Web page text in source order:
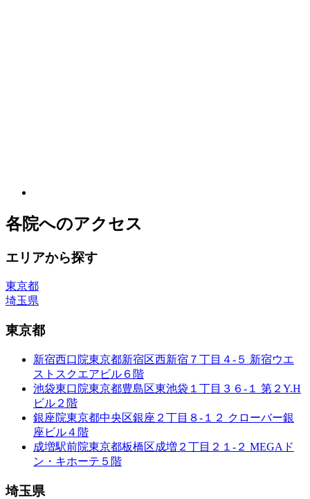
各院へのアクセス
エリアから探す
東京都
埼玉県
東京都
新宿西口院東京都新宿区西新宿７丁目４-５ 新宿ウエ
ストスクエアビル６階
池袋東口院東京都豊島区東池袋１丁目３６-１ 第２Y.H
ビル２階
銀座院東京都中央区銀座２丁目８-１２ クローバー銀
座ビル４階
成増駅前院東京都板橋区成増２丁目２１-２ MEGAド
ン・キホーテ５階
埼玉県